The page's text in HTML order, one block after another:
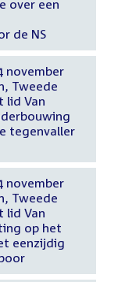
over een
de NS
november
Tweede
lid Van
tegenvaller
november
Tweede
lid Van
op het
eenzijdig